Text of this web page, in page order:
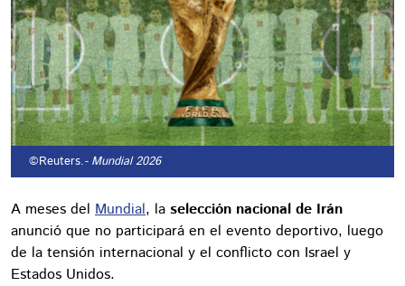
©Reuters.- Mundial 2026
A meses del Mundial, la selección nacional de Irán
anunció que no participará en el evento deportivo, luego
de la tensión internacional y el conflicto con Israel y
Estados Unidos.